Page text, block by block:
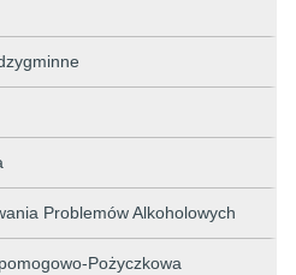
Problemów Alkoholowych
Pożyczkowa